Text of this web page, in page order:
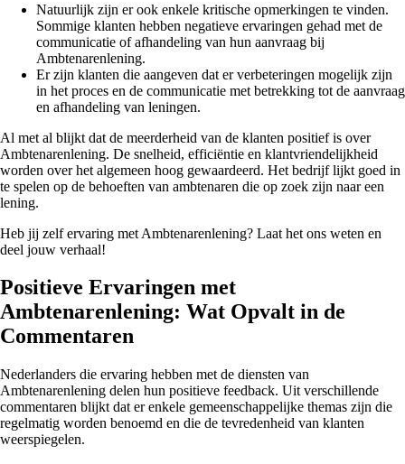
Natuurlijk zijn er ook enkele kritische opmerkingen te vinden.
Sommige klanten hebben negatieve ervaringen gehad met de
communicatie of afhandeling van hun aanvraag bij
Ambtenarenlening.
Er zijn klanten die aangeven dat er verbeteringen mogelijk zijn
in het proces en de communicatie met betrekking tot de aanvraag
en afhandeling van leningen.
Al met al blijkt dat de meerderheid van de klanten positief is over
Ambtenarenlening. De snelheid, efficiëntie en klantvriendelijkheid
worden over het algemeen hoog gewaardeerd. Het bedrijf lijkt goed in
te spelen op de behoeften van ambtenaren die op zoek zijn naar een
lening.
Heb jij zelf ervaring met Ambtenarenlening? Laat het ons weten en
deel jouw verhaal!
Positieve Ervaringen met
Ambtenarenlening: Wat Opvalt in de
Commentaren
Nederlanders die ervaring hebben met de diensten van
Ambtenarenlening delen hun positieve feedback. Uit verschillende
commentaren blijkt dat er enkele gemeenschappelijke themas zijn die
regelmatig worden benoemd en die de tevredenheid van klanten
weerspiegelen.